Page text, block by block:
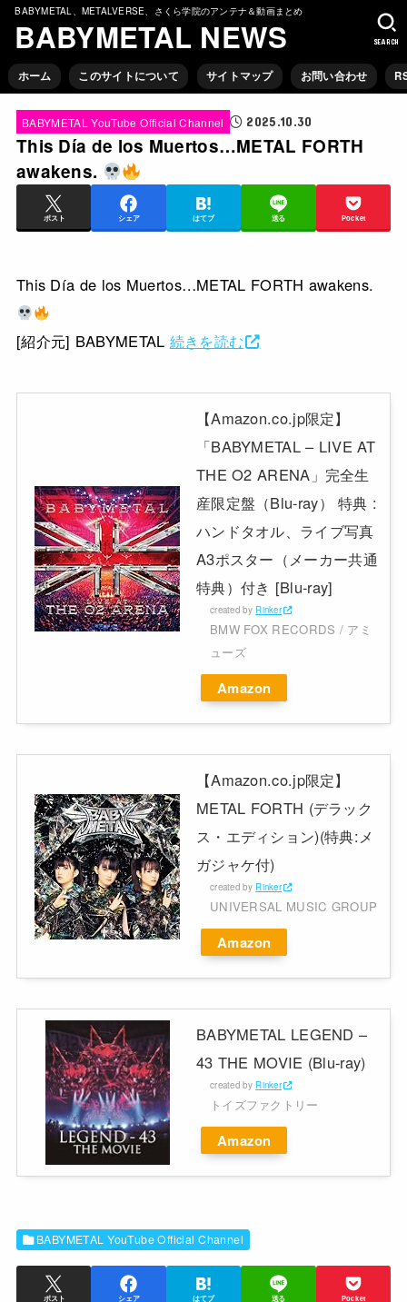
BABYMETAL、METALVERSE、さくら学院のアンテナ＆動画まとめ
BABYMETAL NEWS
ホーム このサイトについて サイトマップ お問い合わせ
SEARCH
BABYMETAL YouTube Official Channel 2025.10.30
This Día de los Muertos…METAL FORTH
awakens.
ポスト シェア はてブ 送る Pocket
This Día de los Muertos…METAL FORTH awakens.
[紹介元] BABYMETAL 続きを読む
【Amazon.co.jp限定】
「BABYMETAL – LIVE AT
THE O2 ARENA」完全生
産限定盤（Blu-ray） 特典 :
ハンドタオル、ライブ写真
A3ポスター（メーカー共通
特典）付き [Blu-ray]
created by Rinker
BMW FOX RECORDS / アミ
ューズ
Amazon
【Amazon.co.jp限定】
METAL FORTH (デラック
ス・エディション)(特典:メ
ガジャケ付)
created by Rinker
UNIVERSAL MUSIC GROUP
Amazon
BABYMETAL LEGEND –
43 THE MOVIE (Blu-ray)
created by Rinker
トイズファクトリー
Amazon
BABYMETAL YouTube Official Channel
ポスト シェア はてブ 送る Pocket